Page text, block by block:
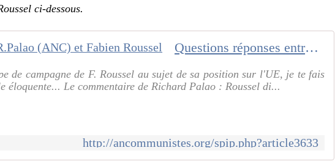
ci-dessous.
Questions réponses entre R.Palao (ANC) et Fabien Roussel
de campagne de F. Roussel au sujet de sa position sur l'UE, je te fais
éloquente... Le commentaire de Richard Palao : Roussel di...
http://ancommunistes.org/spip.php?article3633